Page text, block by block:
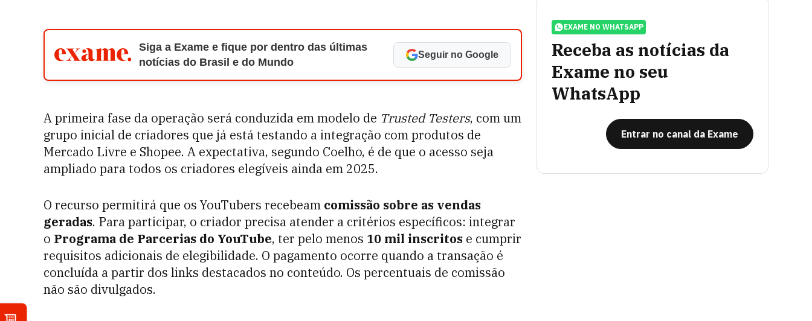
Siga a Exame e fique por dentro das últimas
notícias do Brasil e do Mundo
Seguir no Google
A primeira fase da operação será conduzida em modelo de Trusted Testers, com um
grupo inicial de criadores que já está testando a integração com produtos de
Mercado Livre e Shopee. A expectativa, segundo Coelho, é de que o acesso seja
ampliado para todos os criadores elegíveis ainda em 2025.
O recurso permitirá que os YouTubers recebeam comissão sobre as vendas
geradas. Para participar, o criador precisa atender a critérios específicos: integrar
o Programa de Parcerias do YouTube, ter pelo menos 10 mil inscritos e cumprir
requisitos adicionais de elegibilidade. O pagamento ocorre quando a transação é
concluída a partir dos links destacados no conteúdo. Os percentuais de comissão
não são divulgados.
EXAME NO WHATSAPP
Receba as notícias da
Exame no seu
WhatsApp
Entrar no canal da Exame